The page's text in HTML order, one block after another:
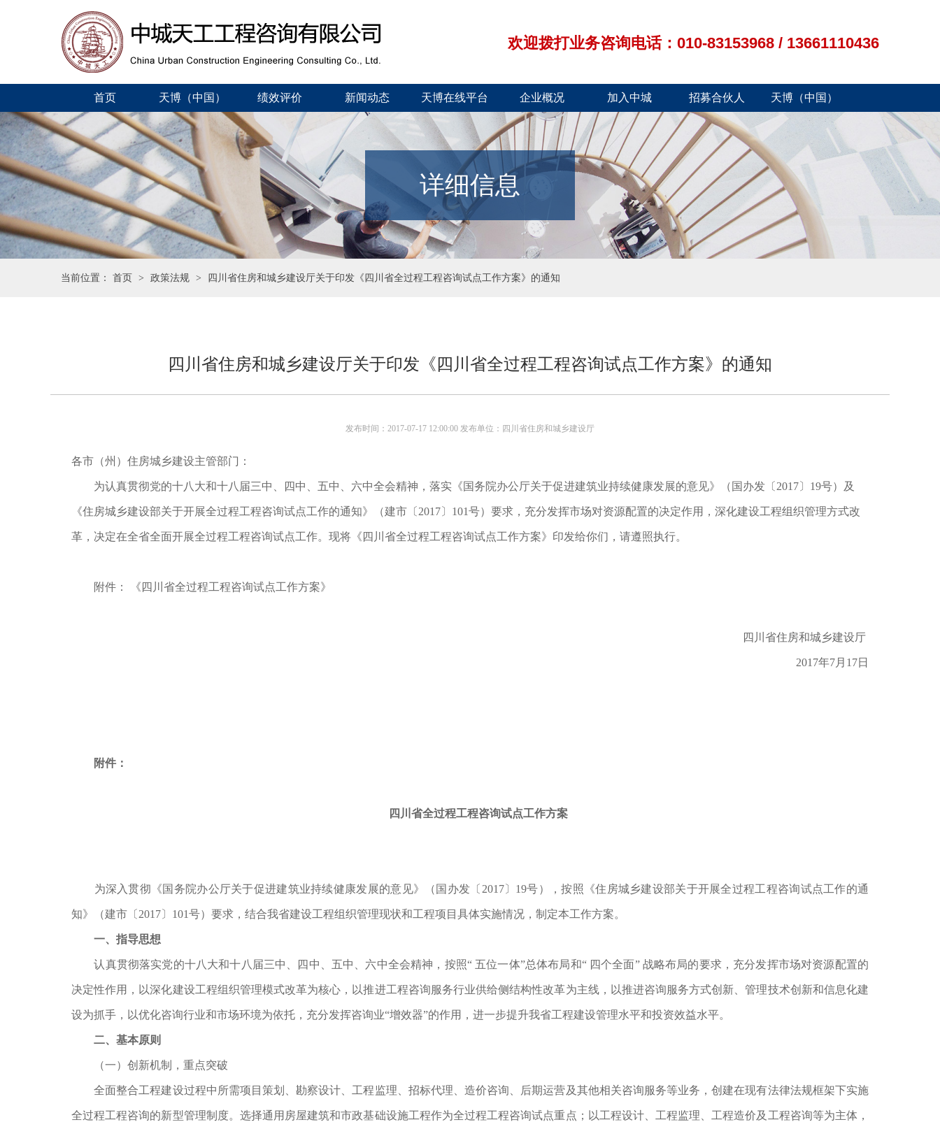
欢迎拨打业务咨询电话：010-83153968 / 13661110436
首页 天博（中国） 绩效评价 新闻动态 天博在线平台 企业概况 加入中城 招募合伙人 天博（中国）
详细信息
当前位置： 首页 > 政策法规 > 四川省住房和城乡建设厅关于印发《四川省全过程工程咨询试点工作方案》的通知
四川省住房和城乡建设厅关于印发《四川省全过程工程咨询试点工作方案》的通知
发布时间：2017-07-17 12:00:00 发布单位：四川省住房和城乡建设厅
各市（州）住房城乡建设主管部门：
为认真贯彻党的十八大和十八届三中、四中、五中、六中全会精神，落实《国务院办公厅关于促进建筑业持续健康发展的意见》（国办发〔2017〕19号）及
《住房城乡建设部关于开展全过程工程咨询试点工作的通知》（建市〔2017〕101号）要求，充分发挥市场对资源配置的决定作用，深化建设工程组织管理方式改
革，决定在全省全面开展全过程工程咨询试点工作。现将《四川省全过程工程咨询试点工作方案》印发给你们，请遵照执行。
附件： 《四川省全过程工程咨询试点工作方案》
四川省住房和城乡建设厅
2017年7月17日
附件：
四川省全过程工程咨询试点工作方案
为深入贯彻《国务院办公厅关于促进建筑业持续健康发展的意见》（国办发〔2017〕19号），按照《住房城乡建设部关于开展全过程工程咨询试点工作的通
知》（建市〔2017〕101号）要求，结合我省建设工程组织管理现状和工程项目具体实施情况，制定本工作方案。
一、指导思想
认真贯彻落实党的十八大和十八届三中、四中、五中、六中全会精神，按照“ 五位一体”总体布局和“ 四个全面” 战略布局的要求，充分发挥市场对资源配置的
决定性作用，以深化建设工程组织管理模式改革为核心，以推进工程咨询服务行业供给侧结构性改革为主线，以推进咨询服务方式创新、管理技术创新和信息化建
设为抓手，以优化咨询行业和市场环境为依托，充分发挥咨询业“增效器”的作用，进一步提升我省工程建设管理水平和投资效益水平。
二、基本原则
（一）创新机制，重点突破
全面整合工程建设过程中所需项目策划、勘察设计、工程监理、招标代理、造价咨询、后期运营及其他相关咨询服务等业务，创建在现有法律法规框架下实施
全过程工程咨询的新型管理制度。选择通用房屋建筑和市政基础设施工程作为全过程工程咨询试点重点；以工程设计、工程监理、工程造价及工程咨询等为主体，